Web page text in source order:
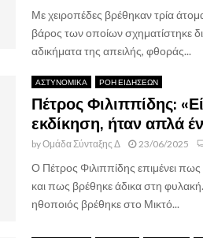
Με χειροπέδες βρέθηκαν τρία
βάρος των οποίων σχηματίστηκε
αδικήματα της απειλής, φθοράς...
ΑΣΤΥΝΟΜΙΚΑ ΡΟΗ ΕΙΔΗΣΕΩΝ
Πέτρος Φιλιππίδης:
εκδίκηση, ήταν απλά
byΟμάδα Σύνταξης Δ 23/06/2025
Ο Πέτρος Φιλιππίδης επιμένει πως
και πως βρέθηκε άδικα στη
ηθοποιός βρέθηκε στο Μικτό...